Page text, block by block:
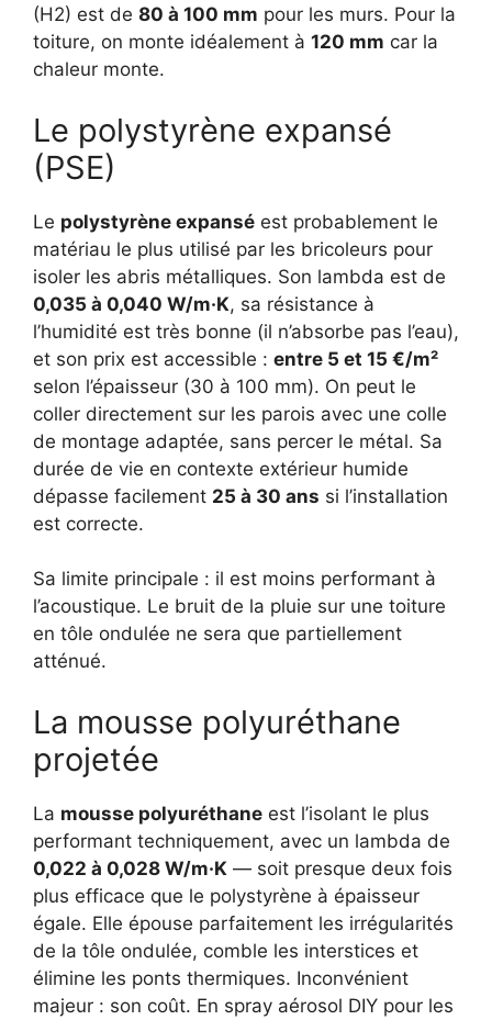
(H2) est de 80 à 100 mm pour les murs. Pour la
toiture, on monte idéalement à 120 mm car la
chaleur monte.
Le polystyrène expansé
(PSE)
Le polystyrène expansé est probablement le
matériau le plus utilisé par les bricoleurs pour
isoler les abris métalliques. Son lambda est de
0,035 à 0,040 W/m·K, sa résistance à
l’humidité est très bonne (il n’absorbe pas l’eau),
et son prix est accessible : entre 5 et 15 €/m²
selon l’épaisseur (30 à 100 mm). On peut le
coller directement sur les parois avec une colle
de montage adaptée, sans percer le métal. Sa
durée de vie en contexte extérieur humide
dépasse facilement 25 à 30 ans si l’installation
est correcte.
Sa limite principale : il est moins performant à
l’acoustique. Le bruit de la pluie sur une toiture
en tôle ondulée ne sera que partiellement
atténué.
La mousse polyuréthane
projetée
La mousse polyuréthane est l’isolant le plus
performant techniquement, avec un lambda de
0,022 à 0,028 W/m·K — soit presque deux fois
plus efficace que le polystyrène à épaisseur
égale. Elle épouse parfaitement les irrégularités
de la tôle ondulée, comble les interstices et
élimine les ponts thermiques. Inconvénient
majeur : son coût. En spray aérosol DIY pour les